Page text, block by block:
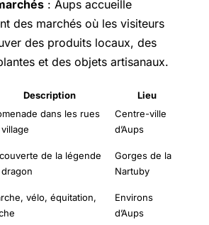
: Aups accueille
des marchés où les visiteurs
des produits locaux, des
et des objets artisanaux.
Description
Lieu
dans les rues
Centre-ville
d’Aups
de la légende
Gorges de la
Nartuby
vélo, équitation,
Environs
d’Aups